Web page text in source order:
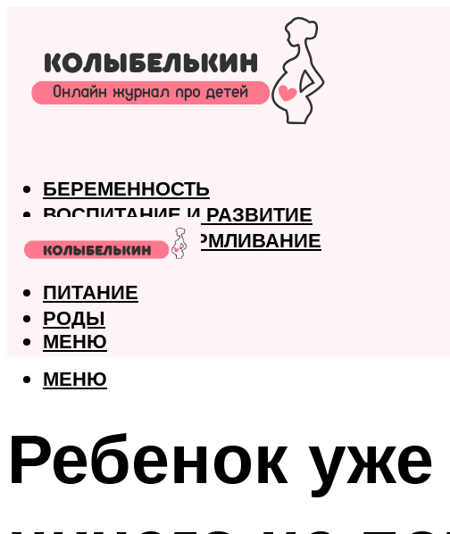
БЕРЕМЕННОСТЬ
ВОСПИТАНИЕ И РАЗВИТИЕ
ГРУДНОЕ ВСКАРМЛИВАНИЕ
ЗДОРОВЬЕ
ПИТАНИЕ
РОДЫ
МЕНЮ
МЕНЮ
Ребенок